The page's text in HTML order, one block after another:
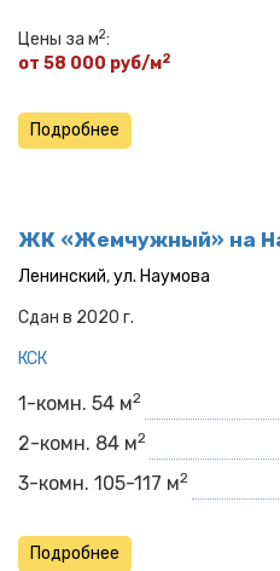
Цены за м2:
от 58 000 руб/м2
Подробнее
ЖК «Жемчужный» на
Ленинский,ул. Наумова
Сдан в 2020 г.
КСК
1-комн. 54 м2
2-комн. 84 м2
3-комн. 105-117 м2
Подробнее